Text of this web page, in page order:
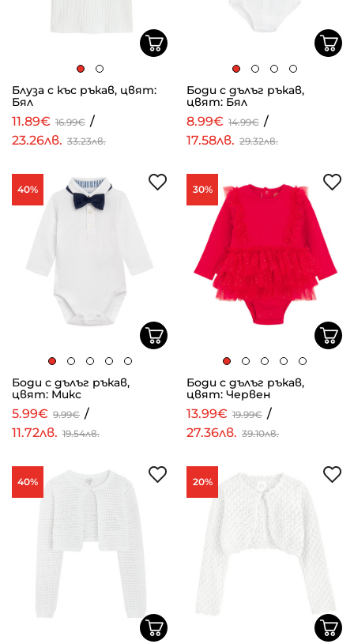
Блуза с къс ръкав, цвят:
Бял
11.89€ 16.99€ /
23.26лв. 33.23лв.
Боди с дълъг ръкав,
цвят: Бял
8.99€ 14.99€ /
17.58лв. 29.32лв.
40%
Боди с дълъг ръкав,
цвят: Микс
5.99€ 9.99€ /
11.72лв. 19.54лв.
30%
Боди с дълъг ръкав,
цвят: Червен
13.99€ 19.99€ /
27.36лв. 39.10лв.
40% 20%